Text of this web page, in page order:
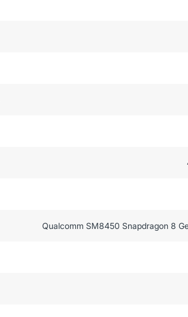
Qualcomm SM8450 Snapdragon 8